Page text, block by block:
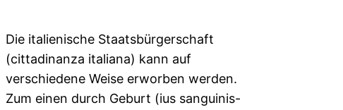
Die italienische Staatsbürgerschaft
(cittadinanza italiana) kann auf
verschiedene Weise erworben werden.
Zum einen durch Geburt (ius sanguinis-